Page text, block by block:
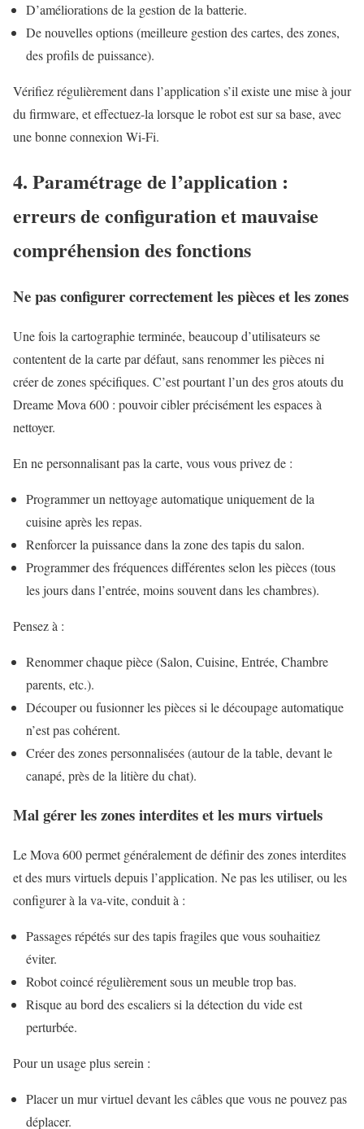
D’améliorations de la gestion de la batterie.
De nouvelles options (meilleure gestion des cartes, des zones,
des profils de puissance).
Vérifiez régulièrement dans l’application s’il existe une mise à jour
du firmware, et effectuez-la lorsque le robot est sur sa base, avec
une bonne connexion Wi-Fi.
4. Paramétrage de l’application :
erreurs de configuration et mauvaise
compréhension des fonctions
Ne pas configurer correctement les pièces et les zones
Une fois la cartographie terminée, beaucoup d’utilisateurs se
contentent de la carte par défaut, sans renommer les pièces ni
créer de zones spécifiques. C’est pourtant l’un des gros atouts du
Dreame Mova 600 : pouvoir cibler précisément les espaces à
nettoyer.
En ne personnalisant pas la carte, vous vous privez de :
Programmer un nettoyage automatique uniquement de la
cuisine après les repas.
Renforcer la puissance dans la zone des tapis du salon.
Programmer des fréquences différentes selon les pièces (tous
les jours dans l’entrée, moins souvent dans les chambres).
Pensez à :
Renommer chaque pièce (Salon, Cuisine, Entrée, Chambre
parents, etc.).
Découper ou fusionner les pièces si le découpage automatique
n’est pas cohérent.
Créer des zones personnalisées (autour de la table, devant le
canapé, près de la litière du chat).
Mal gérer les zones interdites et les murs virtuels
Le Mova 600 permet généralement de définir des zones interdites
et des murs virtuels depuis l’application. Ne pas les utiliser, ou les
configurer à la va-vite, conduit à :
Passages répétés sur des tapis fragiles que vous souhaitiez
éviter.
Robot coincé régulièrement sous un meuble trop bas.
Risque au bord des escaliers si la détection du vide est
perturbée.
Pour un usage plus serein :
Placer un mur virtuel devant les câbles que vous ne pouvez pas
déplacer.